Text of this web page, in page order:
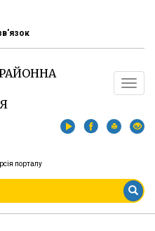
Toggle
порталу